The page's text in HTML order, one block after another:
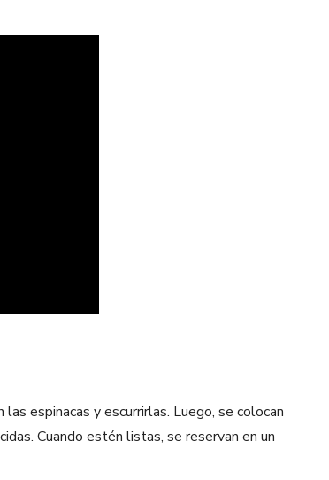
espinacas y escurrirlas. Luego, se colocan
Cuando estén listas, se reservan en un